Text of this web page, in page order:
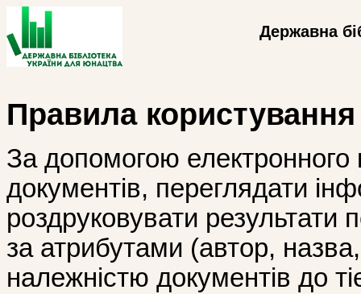
Державна
Правила
За допомогою
документів, переглядати
роздруковувати
за атрибутами (автор, назва,
належністю документів до